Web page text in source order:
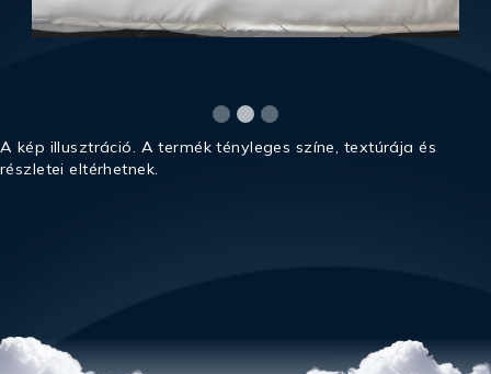
A kép illusztráció. A termék tényleges színe, textúrája és
részletei eltérhetnek.